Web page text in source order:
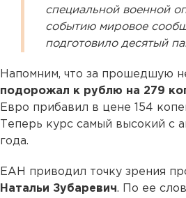
специальной военной
событию мировое
подготовило десятый
Напомним, что за прошедшую
подорожал к рублю на 279
Евро прибавил в цене 154
Теперь курс самый высокий с
года.
ЕАН приводил точку зрения
Натальи Зубаревич. По ее